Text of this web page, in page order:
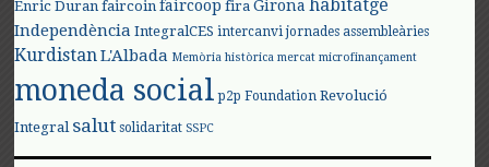
Enric Duran faircoin faircoop fira Girona habitatge
Independència IntegralCES intercanvi jornades assembleàries
Kurdistan L'Albada Memòria històrica mercat microfinançament
moneda social p2p Foundation Revolució
Integral salut solidaritat SSPC